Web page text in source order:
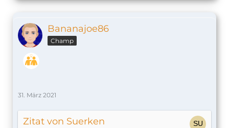
Bananajoe86
Champ
31. März 2021
Zitat von Suerken